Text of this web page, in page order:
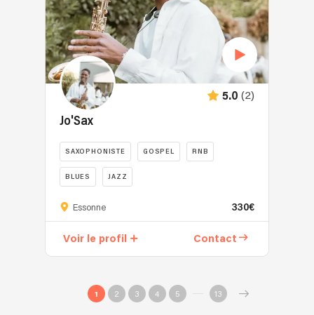
5.0 (2)
Jo'Sax
SAXOPHONISTE GOSPEL RNB
BLUES JAZZ
Essonne 330€
Voir le profil Contact
1 2 3 4 5 13